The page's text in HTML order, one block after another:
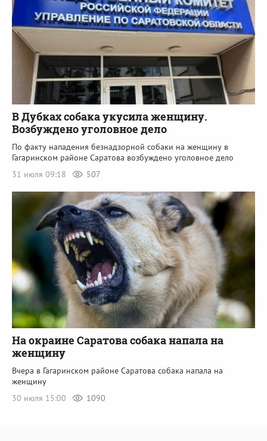
В Дубках собака укусила женщину.
Возбуждено уголовное дело
По факту нападения безнадзорной собаки на женщину в
Гагаринском районе Саратова возбуждено уголовное дело
31 июля 09:18
507
На окраине Саратова собака напала на
женщину
Вчера в Гагаринском районе Саратова собака напала на
женщину
30 июля 15:00
1090